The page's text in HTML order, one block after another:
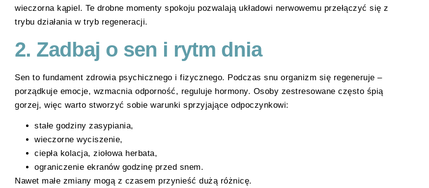
wieczorna kąpiel. Te drobne momenty spokoju pozwalają układowi nerwowemu przełączyć się z
trybu działania w tryb regeneracji.
2. Zadbaj o sen i rytm dnia
Sen to fundament zdrowia psychicznego i fizycznego. Podczas snu organizm się regeneruje –
porządkuje emocje, wzmacnia odporność, reguluje hormony. Osoby zestresowane często śpią
gorzej, więc warto stworzyć sobie warunki sprzyjające odpoczynkowi:
stałe godziny zasypiania,
wieczorne wyciszenie,
ciepła kolacja, ziołowa herbata,
ograniczenie ekranów godzinę przed snem.
Nawet małe zmiany mogą z czasem przynieść dużą różnicę.